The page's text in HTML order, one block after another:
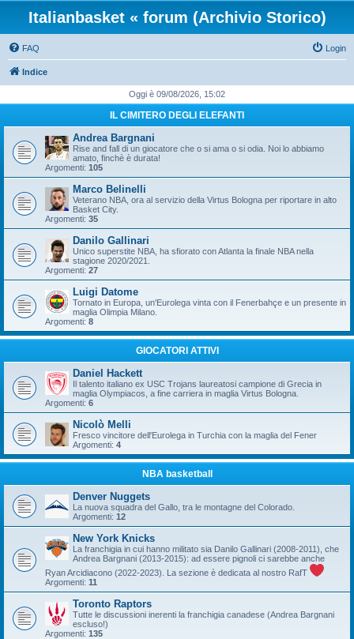
Italianbasket « forum (Archivio Storico)
FAQ Login
Indice
Oggi è 09/08/2026, 15:02
IL CIMITERO DEGLI ELEFANTI
Andrea Bargnani
Rise and fall di un giocatore che o si ama o si odia. Noi lo abbiamo
amato, finchè è durata!
Argomenti: 105
Marco Belinelli
Veterano NBA, ora al servizio della Virtus Bologna per riportare in alto
Basket City.
Argomenti: 35
Danilo Gallinari
Unico superstite NBA, ha sfiorato con Atlanta la finale NBA nella
stagione 2020/2021.
Argomenti: 27
Luigi Datome
Tornato in Europa, un'Eurolega vinta con il Fenerbahçe e un presente in
maglia Olimpia Milano.
Argomenti: 8
GIOCATORI ATTIVI
Daniel Hackett
Il talento italiano ex USC Trojans laureatosi campione di Grecia in
maglia Olympiacos, a fine carriera in maglia Virtus Bologna.
Argomenti: 6
Nicolò Melli
Fresco vincitore dell'Eurolega in Turchia con la maglia del Fener
Argomenti: 4
NBA basketball
Denver Nuggets
La nuova squadra del Gallo, tra le montagne del Colorado.
Argomenti: 12
New York Knicks
La franchigia in cui hanno militato sia Danilo Gallinari (2008-2011), che
Andrea Bargnani (2013-2015): ad essere pignoli ci sarebbe anche
Ryan Arcidiacono (2022-2023). La sezione è dedicata al nostro RafT
Argomenti: 11
Toronto Raptors
Tutte le discussioni inerenti la franchigia canadese (Andrea Bargnani
escluso!)
Argomenti: 135